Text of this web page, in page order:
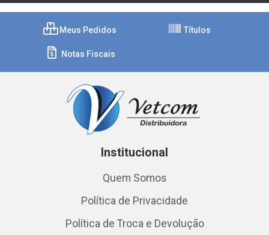
Meus Pedidos Títulos
Notas Fiscais
Institucional
Quem Somos
Política de Privacidade
Política de Troca e Devolução